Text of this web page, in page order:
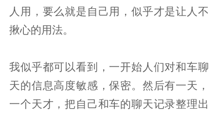
人用，要么就是自己用，似乎才是让人不
揪心的用法。
我似乎都可以看到，一开始人们对和车聊
天的信息高度敏感，保密。然后有一天，
一个天才，把自己和车的聊天记录整理出